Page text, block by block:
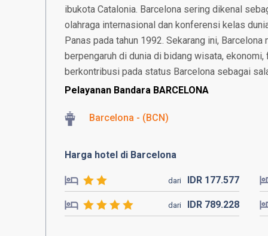
ibukota Catalonia. Barcelona sering dikenal
olahraga internasional dan konferensi kelas
Panas pada tahun 1992. Sekarang ini,
berpengaruh di dunia di bidang wisata, ekonomi,
berkontribusi pada status Barcelona sebagai
Pelayanan Bandara BARCELONA
Barcelona - (BCN)
Harga hotel di Barcelona
dari IDR 177.577
dari IDR 789.228